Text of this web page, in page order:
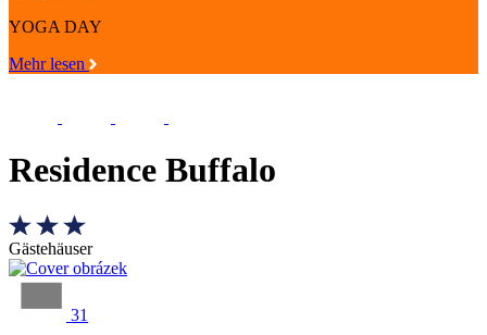
YOGA DAY
Mehr lesen
Residence Buffalo
Gästehäuser
31